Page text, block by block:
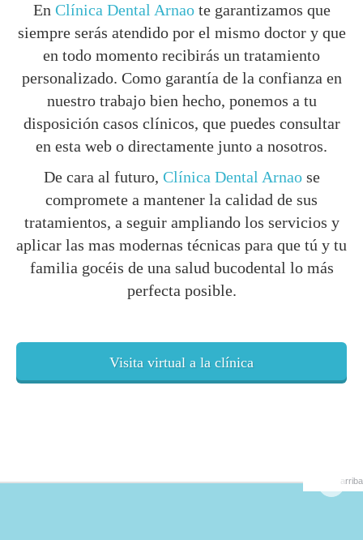
En Clínica Dental Arnaote garantizamos que
siempre serás atendido por el mismo doctor y que
en todo momento recibirás un tratamiento
personalizado. Como garantía de la confianza en
nuestro trabajo bien hecho, ponemos a tu
disposición casos clínicos, que puedes consultar
en esta web o directamente junto a nosotros.
De cara al futuro, Clínica Dental Arnaose
compromete a mantener la calidad de sus
tratamientos, a seguir ampliando los servicios y
aplicar las mas modernas técnicas para que tú y tu
familia gocéis de una salud bucodental lo más
perfecta posible.
Visita virtual a la clínica
arriba